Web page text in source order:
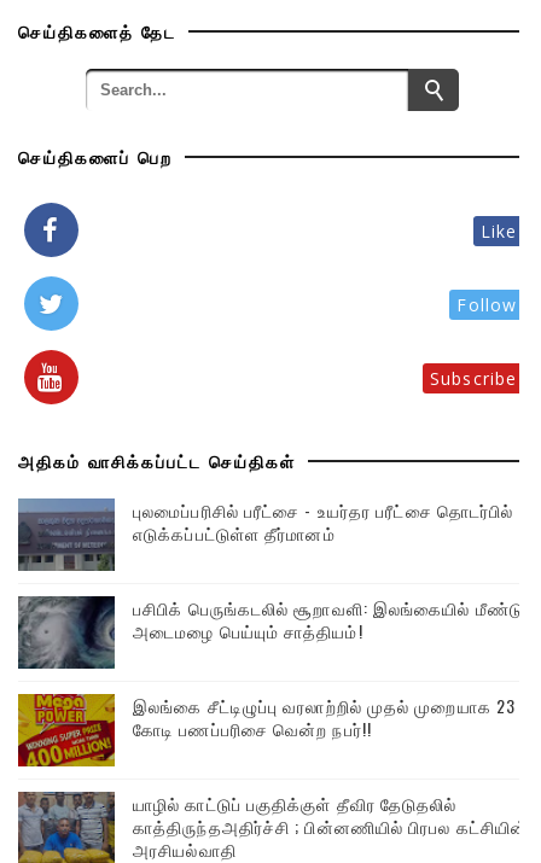
செய்திகளைத் தேட
செய்திகளைப் பெற
Like
Follow
Subscribe
அதிகம் வாசிக்கப்பட்ட செய்திகள்
புலமைப்பரிசில் பரீட்சை - உயர்தர பரீட்சை தொடர்பில்
எடுக்கப்பட்டுள்ள தீர்மானம்
பசிபிக் பெருங்கடலில் சூறாவளி: இலங்கையில் மீண்டும்
அடைமழை பெய்யும் சாத்தியம்!
இலங்கை சீட்டிழுப்பு வரலாற்றில் முதல் முறையாக 23
கோடி பணப்பரிசை வென்ற நபர்!!
யாழில் காட்டுப் பகுதிக்குள் தீவிர தேடுதலில்
காத்திருந்தஅதிர்ச்சி ; பின்னணியில் பிரபல கட்சியின்
அரசியல்வாதி